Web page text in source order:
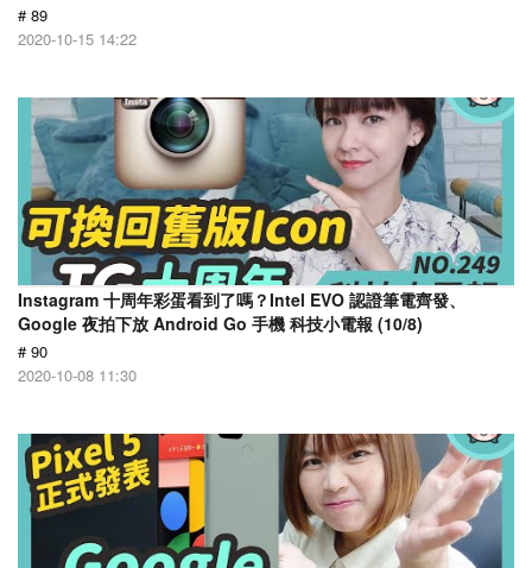
# 89
2020-10-15 14:22
Instagram 十周年彩蛋看到了嗎？Intel EVO 認證筆電齊發、
Google 夜拍下放 Android Go 手機 科技小電報 (10/8)
# 90
2020-10-08 11:30